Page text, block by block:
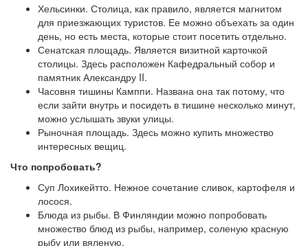
Хельсинки. Столица, как правило, является магнитом
для приезжающих туристов. Ее можно объехать за один
день, но есть места, которые стоит посетить отдельно.
Сенатская площадь. Является визитной карточкой
столицы. Здесь расположен Кафедральный собор и
памятник Александру II.
Часовня тишины Камппи. Названа она так потому, что
если зайти внутрь и посидеть в тишине несколько минут,
можно услышать звуки улицы.
Рыночная площадь. Здесь можно купить множество
интересных вещиц.
Что попробовать?
Суп Лохикейтто. Нежное сочетание сливок, картофеля и
лосося.
Блюда из рыбы. В Финляндии можно попробовать
множество блюд из рыбы, например, соленую красную
рыбу или вяленую.